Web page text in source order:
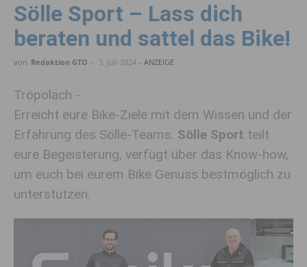
Sölle Sport – Lass dich
beraten und sattel das Bike!
von Redaktion GTO - 3. Juli 2024 - ANZEIGE
Tröpolach -
Erreicht eure Bike-Ziele mit dem Wissen und der
Erfahrung des Sölle-Teams. Sölle Sport teilt
eure Begeisterung, verfügt über das Know-how,
um euch bei eurem Bike Genuss bestmöglich zu
unterstützen.